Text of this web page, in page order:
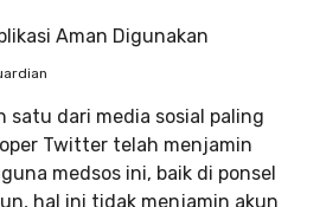
satu dari media sosial paling
Twitter telah menjamin
medsos ini, baik di ponsel
hal ini tidak menjamin akun